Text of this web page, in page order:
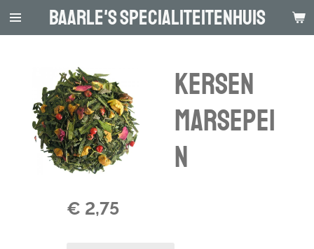
Ga
hoofdinhoud
Baarle's Specialiteitenhuis
Kersen
marsepei
n
€ 2,75